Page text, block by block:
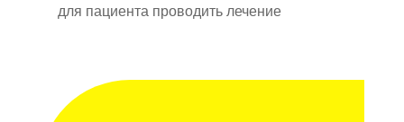
для пациента проводить лечение